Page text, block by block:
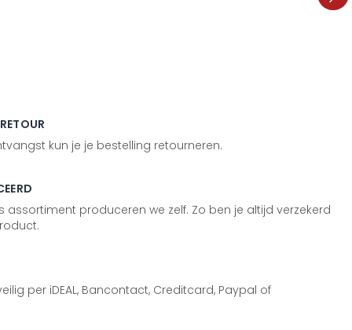
kun je je bestelling retourneren.
assortiment produceren we zelf. Zo ben je altijd verzekerd
per iDEAL, Bancontact, Creditcard, Paypal of